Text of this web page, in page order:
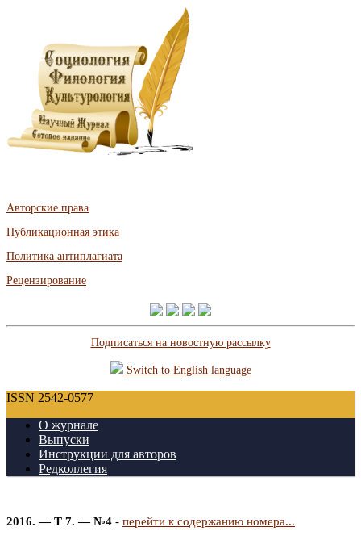
Авторские права
Публикационная этика
Политика антиплагиата
Рецензирование
Подписаться на новостную рассылку
Switch to English language
ISSN 2542-0577
О журнале
Выпуски
Инструкции для авторов
Редколлегия
2016. — Т 7. — №4 - перейти к содержанию номера...